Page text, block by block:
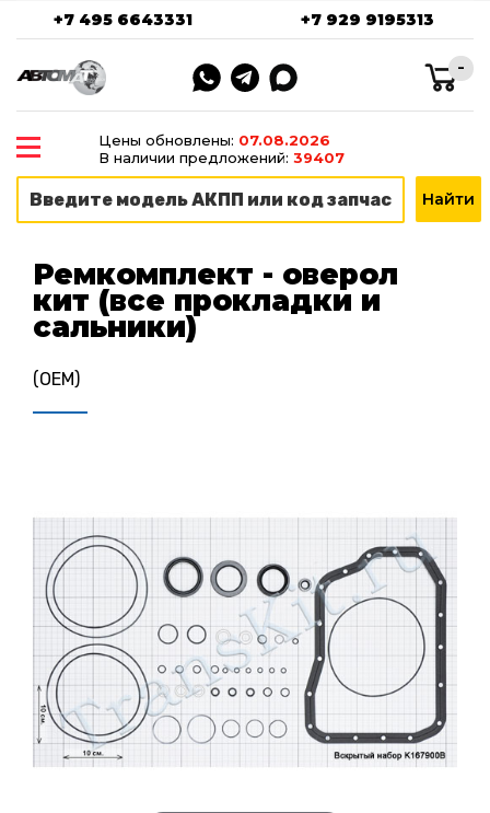
+7 495 6643331 +7 929 9195313
-
Цены обновлены: 07.08.2026
В наличии предложений: 39407
Ремкомплект - оверол
кит (все прокладки и
сальники)
(OEM)